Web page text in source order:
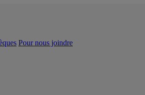
Pour nous joindre